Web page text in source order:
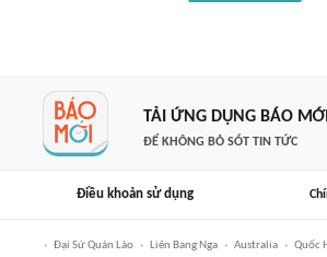
TẢI ỨNG DỤNG BÁO MỚI
ĐỂ KHÔNG BỎ SÓT TIN TỨC
Điều khoản sử dụng
Đại Sứ Quán Lào Liên Bang Nga Australia Quốc